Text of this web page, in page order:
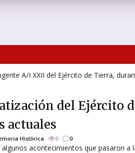
del Ejército
actuales
Histórica 0 0
acontecimientos que pasaron a